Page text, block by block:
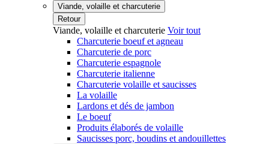
Viande, volaille et charcuterie
Retour
Viande, volaille et charcuterie Voir tout
Charcuterie boeuf et agneau
Charcuterie de porc
Charcuterie espagnole
Charcuterie italienne
Charcuterie volaille et saucisses
La volaille
Lardons et dés de jambon
Le boeuf
Produits élaborés de volaille
Saucisses porc, boudins et andouillettes